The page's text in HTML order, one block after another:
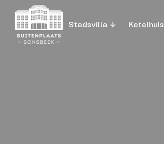
Stadsvilla Ketelhuis